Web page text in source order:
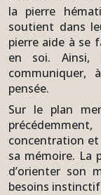
la pierre
soutient dans
pierre aide à se
en soi. Ainsi,
communiquer,
pensée.
Sur le plan
concentration et
sa mémoire. La
d’orienter son
besoins